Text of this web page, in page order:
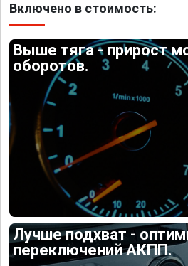
Включено в стоимость:
Выше тяга - прирост
оборотов.
Лучше подхват -
переключений АКПП.